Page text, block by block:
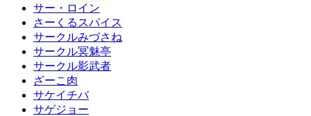
サー・ロイン
さーくるスパイス
サークルみづさね
サークル冥魅亭
サークル影武者
ざーこ肉
サケイチバ
サゲジョー